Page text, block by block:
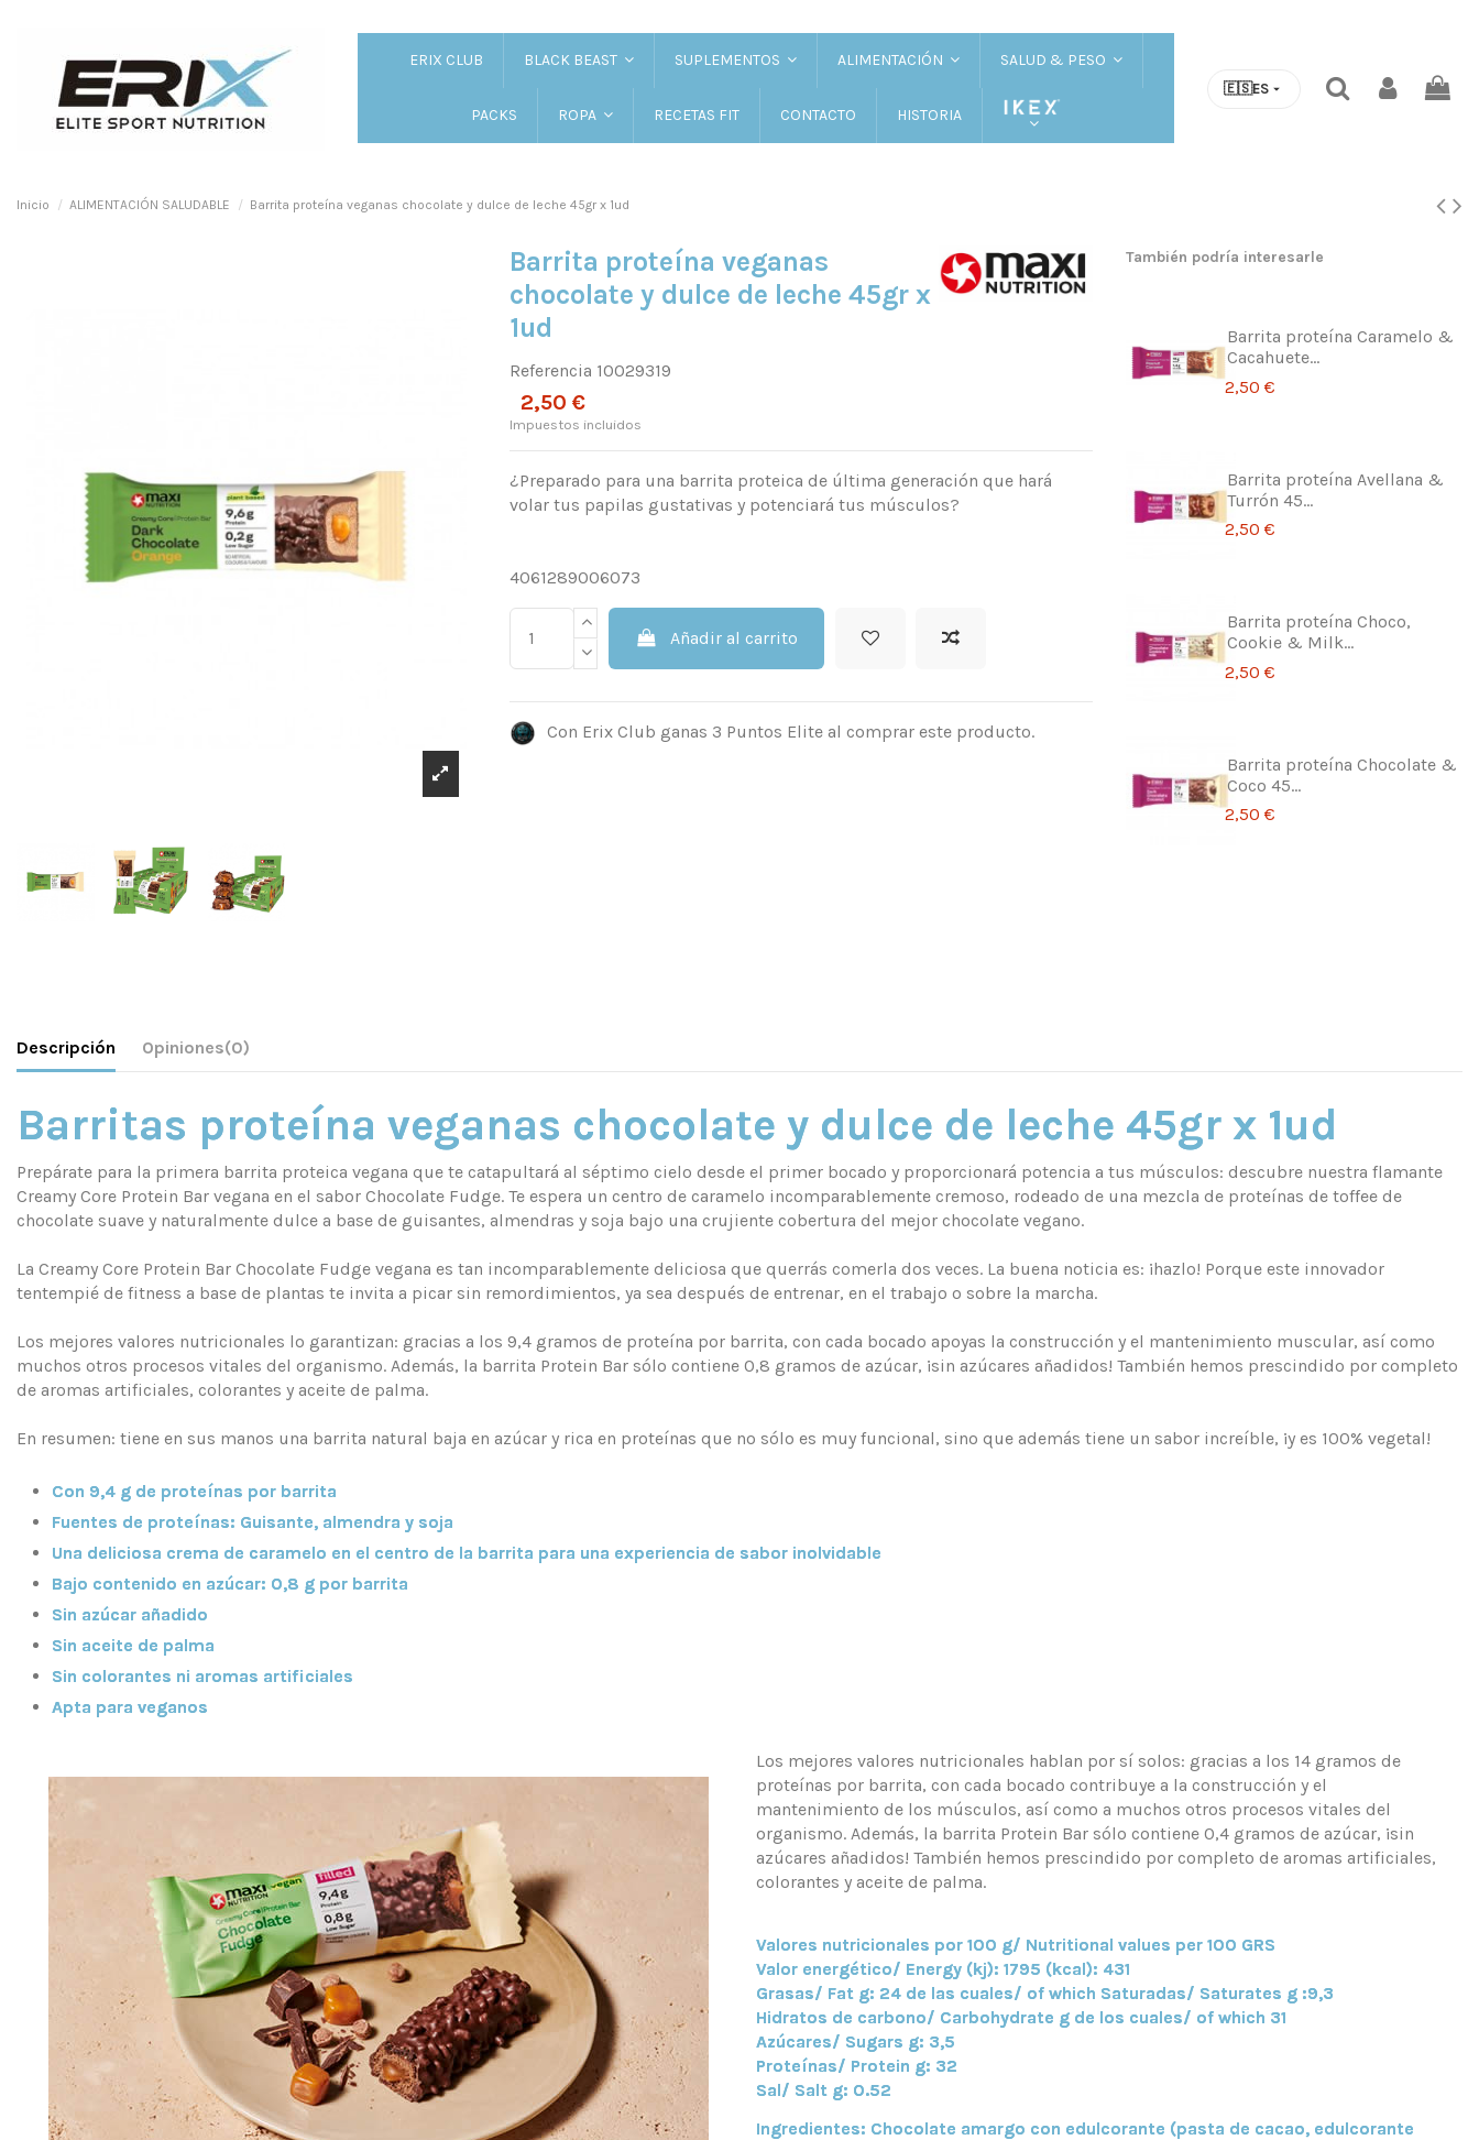
ERIX CLUB BLACK BEAST SUPLEMENTOS ALIMENTACIÓN SALUD & PESO
PACKS ROPA RECETAS FIT CONTACTO HISTORIA
🇪🇸ES
Inicio ALIMENTACIÓN SALUDABLE Barrita proteína veganas chocolate y dulce de leche 45gr x 1ud
Barrita proteína veganas
chocolate y dulce de leche 45gr x
1ud
Referencia 10029319
2,50 €
Impuestos incluidos
¿Preparado para una barrita proteica de última generación que hará
volar tus papilas gustativas y potenciará tus músculos?
4061289006073
Añadir al carrito
Con Erix Club ganas 3 Puntos Elite al comprar este producto.
También podría interesarle
Barrita proteína Caramelo &
Cacahuete...
2,50 €
Barrita proteína Avellana &
Turrón 45...
2,50 €
Barrita proteína Choco,
Cookie & Milk...
2,50 €
Barrita proteína Chocolate &
Coco 45...
2,50 €
Descripción Opiniones(0)
Barritas proteína veganas chocolate y dulce de leche 45gr x 1ud
Prepárate para la primera barrita proteica vegana que te catapultará al séptimo cielo desde el primer bocado y proporcionará potencia a tus músculos: descubre nuestra flamante
Creamy Core Protein Bar vegana en el sabor Chocolate Fudge. Te espera un centro de caramelo incomparablemente cremoso, rodeado de una mezcla de proteínas de toffee de
chocolate suave y naturalmente dulce a base de guisantes, almendras y soja bajo una crujiente cobertura del mejor chocolate vegano.
La Creamy Core Protein Bar Chocolate Fudge vegana es tan incomparablemente deliciosa que querrás comerla dos veces. La buena noticia es: ¡hazlo! Porque este innovador
tentempié de fitness a base de plantas te invita a picar sin remordimientos, ya sea después de entrenar, en el trabajo o sobre la marcha.
Los mejores valores nutricionales lo garantizan: gracias a los 9,4 gramos de proteína por barrita, con cada bocado apoyas la construcción y el mantenimiento muscular, así como
muchos otros procesos vitales del organismo. Además, la barrita Protein Bar sólo contiene 0,8 gramos de azúcar, ¡sin azúcares añadidos! También hemos prescindido por completo
de aromas artificiales, colorantes y aceite de palma.
En resumen: tiene en sus manos una barrita natural baja en azúcar y rica en proteínas que no sólo es muy funcional, sino que además tiene un sabor increíble, ¡y es 100% vegetal!
Con 9,4 g de proteínas por barrita
Fuentes de proteínas: Guisante, almendra y soja
Una deliciosa crema de caramelo en el centro de la barrita para una experiencia de sabor inolvidable
Bajo contenido en azúcar: 0,8 g por barrita
Sin azúcar añadido
Sin aceite de palma
Sin colorantes ni aromas artificiales
Apta para veganos
Los mejores valores nutricionales hablan por sí solos: gracias a los 14 gramos de
proteínas por barrita, con cada bocado contribuye a la construcción y el
mantenimiento de los músculos, así como a muchos otros procesos vitales del
organismo. Además, la barrita Protein Bar sólo contiene 0,4 gramos de azúcar, ¡sin
azúcares añadidos! También hemos prescindido por completo de aromas artificiales,
colorantes y aceite de palma.
Valores nutricionales por 100 g/ Nutritional values per 100 GRS
Valor energético/ Energy (kj): 1795 (kcal): 431
Grasas/ Fat g: 24 de las cuales/ of which Saturadas/ Saturates g :9,3
Hidratos de carbono/ Carbohydrate g de los cuales/ of which 31
Azúcares/ Sugars g: 3,5
Proteínas/ Protein g: 32
Sal/ Salt g: 0.52
Ingredientes: Chocolate amargo con edulcorante (pasta de cacao, edulcorante